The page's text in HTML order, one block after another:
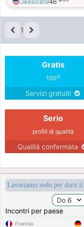
1
Gratis
100%
Servizi gratuiti
Serio
profili di qualità
Qualità confermata
Lavoriamo sodo per darti
Incontri per paese
Francia